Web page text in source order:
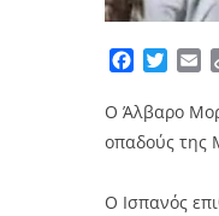
Facebook
Ο Άλβαρο
οπαδούς της
Ο Ισπανός